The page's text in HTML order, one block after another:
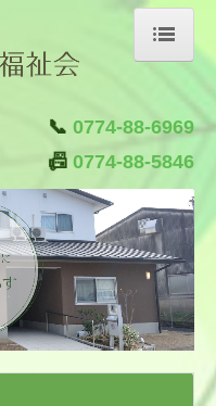
📞 0774-88-6969
📠 0774-88-5846